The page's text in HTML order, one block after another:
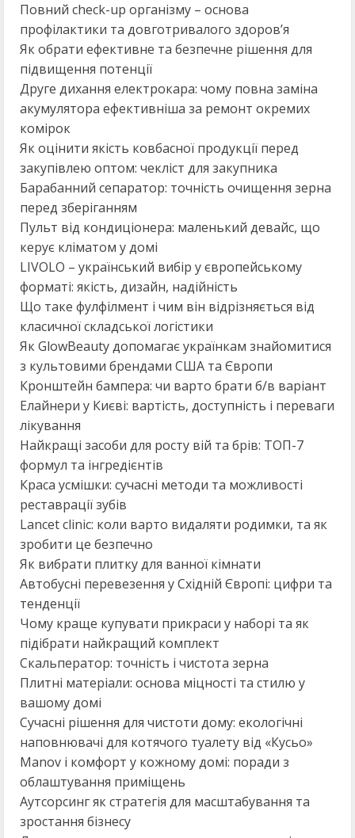
Повний check-up організму – основа
профілактики та довготривалого здоров’я
Як обрати ефективне та безпечне рішення для
підвищення потенції
Друге дихання електрокара: чому повна заміна
акумулятора ефективніша за ремонт окремих
комірок
Як оцінити якість ковбасної продукції перед
закупівлею оптом: чекліст для закупника
Барабанний сепаратор: точність очищення зерна
перед зберіганням
Пульт від кондиціонера: маленький девайс, що
керує кліматом у домі
LIVOLO – український вибір у європейському
форматі: якість, дизайн, надійність
Що таке фулфілмент і чим він відрізняється від
класичної складської логістики
Як GlowBeauty допомагає українкам знайомитися
з культовими брендами США та Європи
Кронштейн бампера: чи варто брати б/в варіант
Елайнери у Києві: вартість, доступність і переваги
лікування
Найкращі засоби для росту вій та брів: ТОП-7
формул та інгредієнтів
Краса усмішки: сучасні методи та можливості
реставрації зубів
Lancet clinic: коли варто видаляти родимки, та як
зробити це безпечно
Як вибрати плитку для ванної кімнати
Автобусні перевезення у Східній Європі: цифри та
тенденції
Чому краще купувати прикраси у наборі та як
підібрати найкращий комплект
Скальператор: точність і чистота зерна
Плитні матеріали: основа міцності та стилю у
вашому домі
Сучасні рішення для чистоти дому: екологічні
наповнювачі для котячого туалету від «Кусьо»
Manov і комфорт у кожному домі: поради з
облаштування приміщень
Аутсорсинг як стратегія для масштабування та
зростання бізнесу